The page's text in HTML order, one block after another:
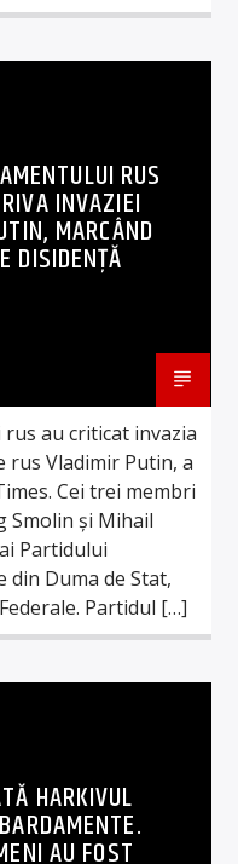
RUS
INVAZIEI
MARCÂND
DISIDENȚĂ
au criticat invazia
rus Vladimir Putin, a
Cei trei membri
Smolin și Mihail
Partidului
din Duma de Stat,
Partidul […]
HARKIVUL
AU FOST